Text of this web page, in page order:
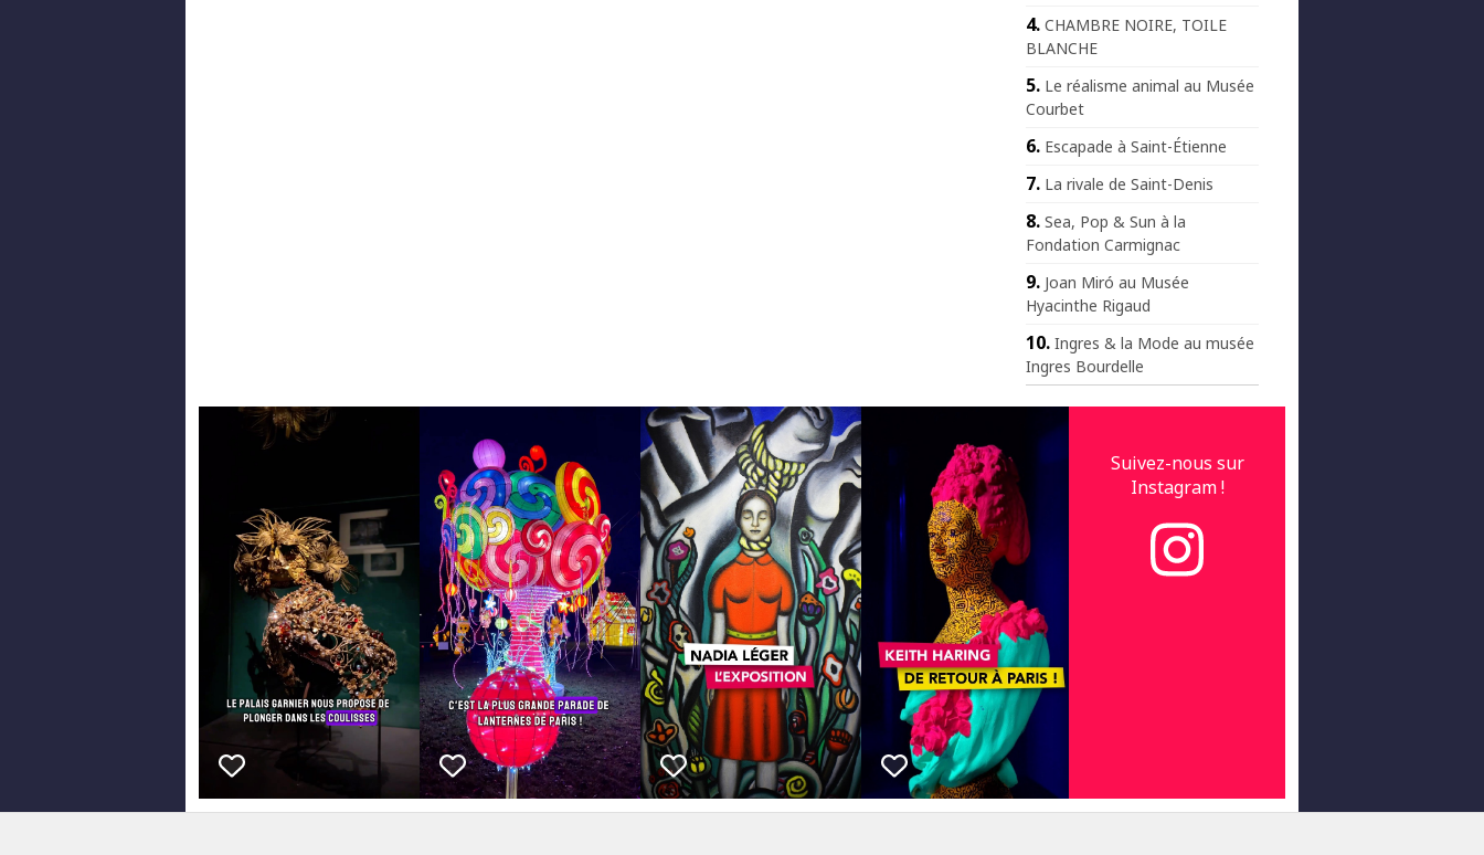
CHAMBRE NOIRE, TOILE
BLANCHE
Le réalisme animal au Musée
Courbet
Escapade à Saint-Étienne
La rivale de Saint-Denis
Sea, Pop & Sun à la
Fondation Carmignac
Joan Miró au Musée
Hyacinthe Rigaud
Ingres & la Mode au musée
Ingres Bourdelle
Suivez-nous sur
Instagram !